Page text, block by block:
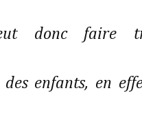
donc faire
des enfants, en